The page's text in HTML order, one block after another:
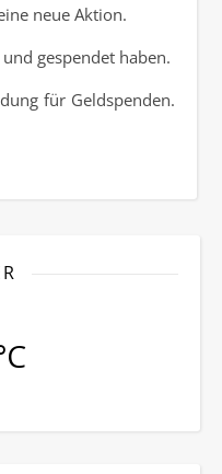
neue Aktion.
gespendet haben.
für Geldspenden.